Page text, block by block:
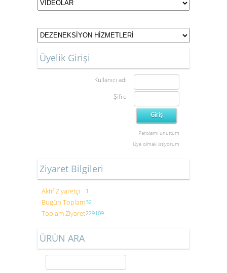
Üyelik Girişi
Kullanıcı adı
Şifre
Parolamı unuttum
Üye olmak istiyorum
Ziyaret Bilgileri
Aktif Ziyaretçi 1
Bugün Toplam32
Toplam Ziyaret229109
ÜRÜN ARA